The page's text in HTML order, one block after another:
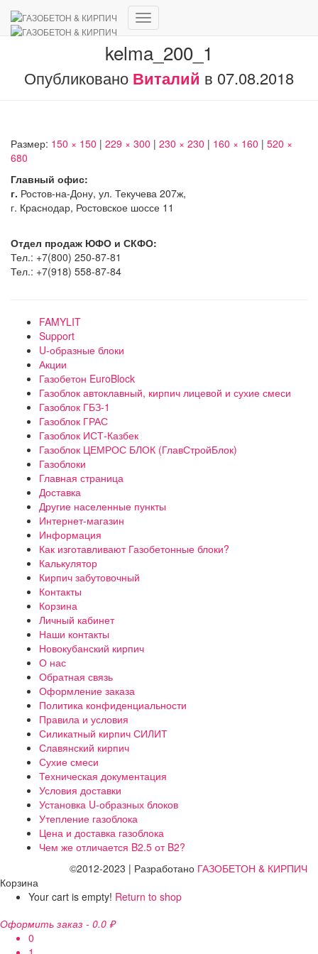
Переключить
kelma_200_1
Опубликовано Виталий в 07.08.2018
Размер: 150 × 150 | 229 × 300 | 230 × 230 | 160 × 160 | 520 ×
680
Главный офис:
г. Ростов-на-Дону, ул. Текучева 207ж,
г. Краснодар, Ростовское шоссе 11
Отдел продаж ЮФО и СКФО:
Тел.: +7(800) 250-87-81
Тел.: +7(918) 558-87-84
FAMYLIT
Support
U-образные блоки
Акции
Газобетон EuroBlock
Газоблок автоклавный, кирпич лицевой и сухие смеси
Газоблок ГБЗ-1
Газоблок ГРАС
Газоблок ИСТ-Казбек
Газоблок ЦЕМРОС БЛОК (ГлавСтройБлок)
Газоблоки
Главная страница
Доставка
Другие населенные пункты
Интернет-магазин
Информация
Как изготавливают Газобетонные блоки?
Калькулятор
Кирпич забутовочный
Контакты
Корзина
Личный кабинет
Наши контакты
Новокубанский кирпич
О нас
Обратная связь
Оформление заказа
Политика конфиденциальности
Правила и условия
Силикатный кирпич СИЛИТ
Славянский кирпич
Сухие смеси
Техническая документация
Условия доставки
Установка U-образных блоков
Утепление газоблока
Цена и доставка газоблока
Чем же отличается B2.5 от B2?
©2012-2023 | Разработано ГАЗОБЕТОН & КИРПИЧ
Корзина
Your cart is empty! Return to shop
Оформить заказ - 0.0 ₽
0